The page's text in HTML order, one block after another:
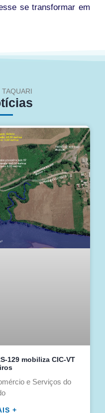
se transformar em
129 mobiliza CIC-VT
e Serviços do
+